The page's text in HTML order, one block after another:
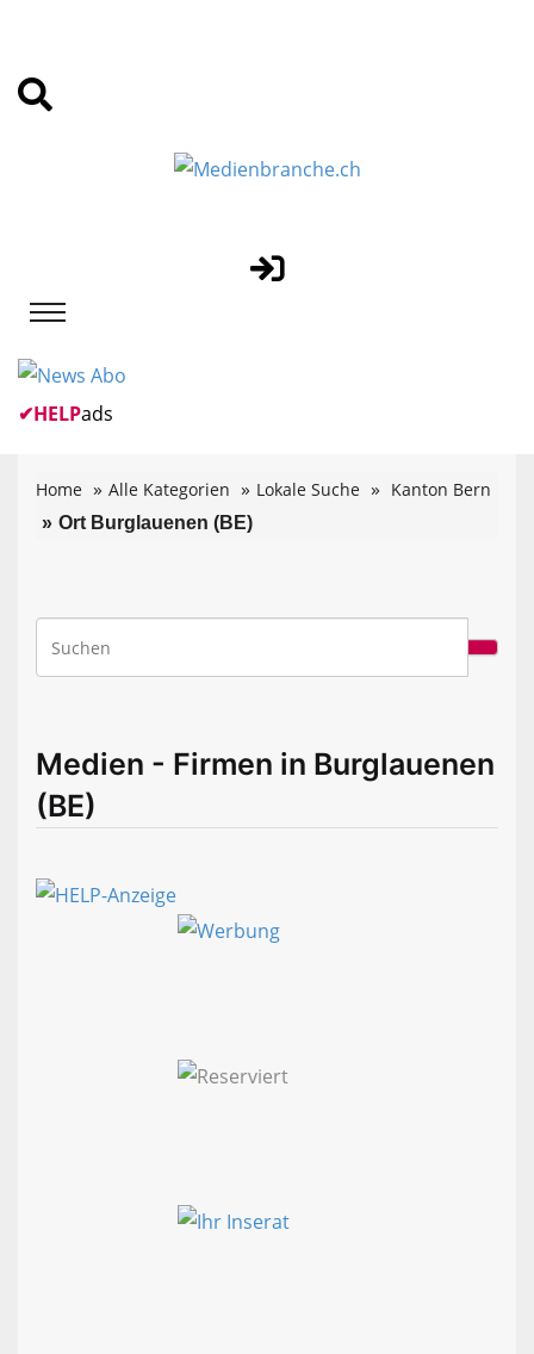
✔HELPads
Home Alle Kategorien Lokale Suche Kanton Bern
Ort Burglauenen (BE)
Medien - Firmen in Burglauenen
(BE)